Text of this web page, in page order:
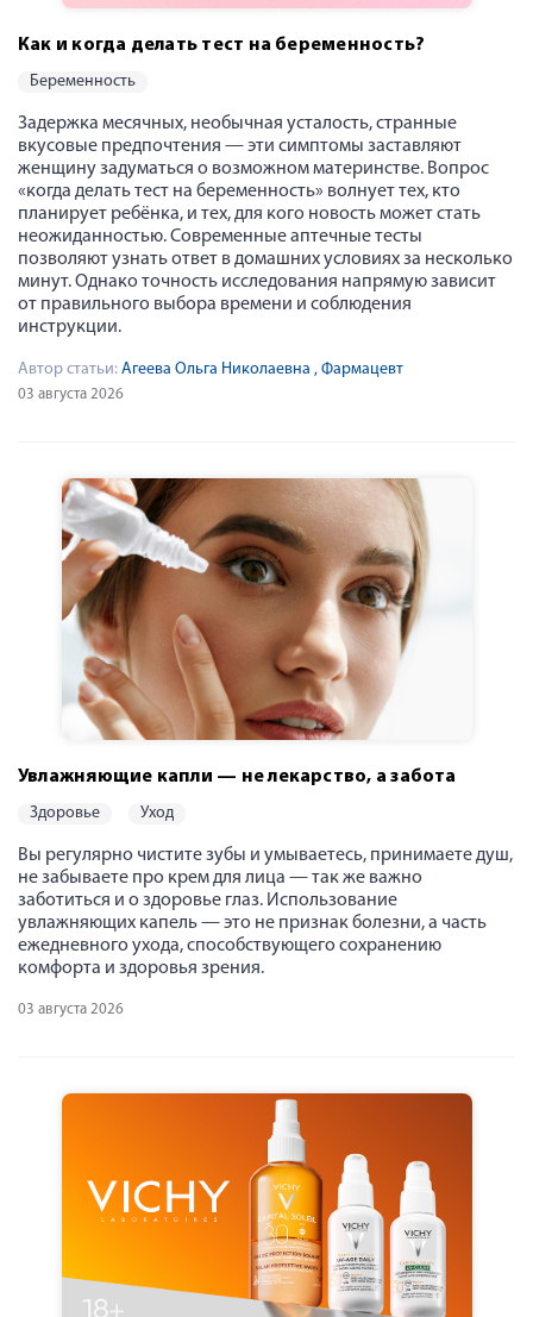
Как и когда делать тест на беременность?
беременность
Задержка месячных, необычная усталость, странные
вкусовые предпочтения — эти симптомы заставляют
женщину задуматься о возможном материнстве. Вопрос
«когда делать тест на беременность» волнует тех, кто
планирует ребёнка, и тех, для кого новость может стать
неожиданностью. Современные аптечные тесты
позволяют узнать ответ в домашних условиях за несколько
минут. Однако точность исследования напрямую зависит
от правильного выбора времени и соблюдения
инструкции.
Автор статьи: Агеева Ольга Николаевна , Фармацевт
03 августа 2026
Увлажняющие капли — не лекарство, а забота
здоровье уход
Вы регулярно чистите зубы и умываетесь, принимаете душ,
не забываете про крем для лица — так же важно
заботиться и о здоровье глаз. Использование
увлажняющих капель — это не признак болезни, а часть
ежедневного ухода, способствующего сохранению
комфорта и здоровья зрения.
03 августа 2026